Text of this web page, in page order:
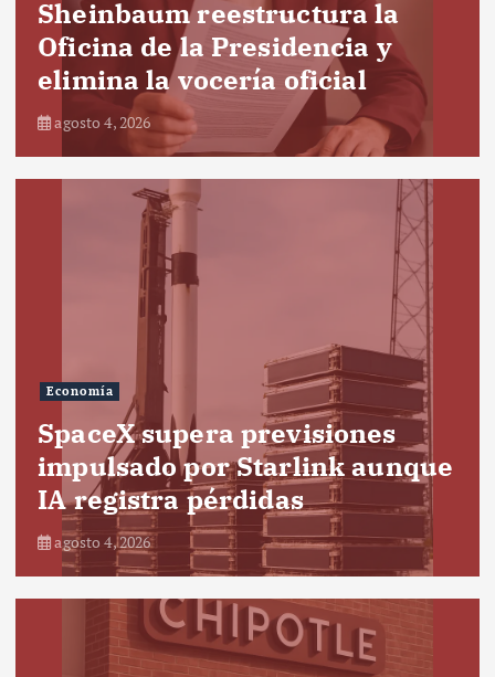
Sheinbaum reestructura la
Oficina de la Presidencia y
elimina la vocería oficial
agosto 4, 2026
Economía
SpaceX supera previsiones
impulsado por Starlink aunque
IA registra pérdidas
agosto 4, 2026